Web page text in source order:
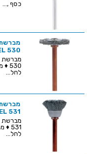
כסף ,...
530
לחל...
531
לחל...